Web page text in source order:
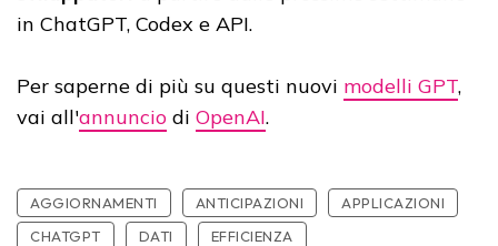
in ChatGPT, Codex e API.
Per saperne di più su questi nuovi modelli GPT,
vai all'annuncio di OpenAI.
AGGIORNAMENTI ANTICIPAZIONI
APPLICAZIONI
CHATGPT
DATI
EFFICIENZA